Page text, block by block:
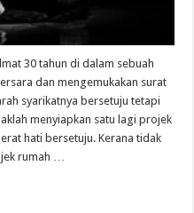
30 tahun di dalam sebuah
dan mengemukakan surat
syarikatnya bersetuju tetapi
menyiapkan satu lagi projek
hati bersetuju. Kerana tidak
rumah …